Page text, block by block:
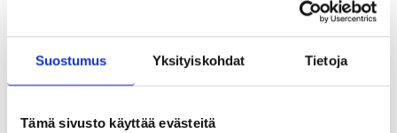
Suostumus Yksityiskohdat Tietoja
Tämä sivusto käyttää evästeitä